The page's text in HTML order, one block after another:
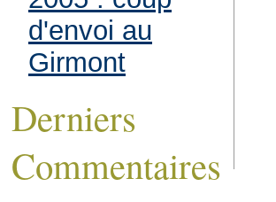
d'envoi au
Girmont
Derniers
Commentaires